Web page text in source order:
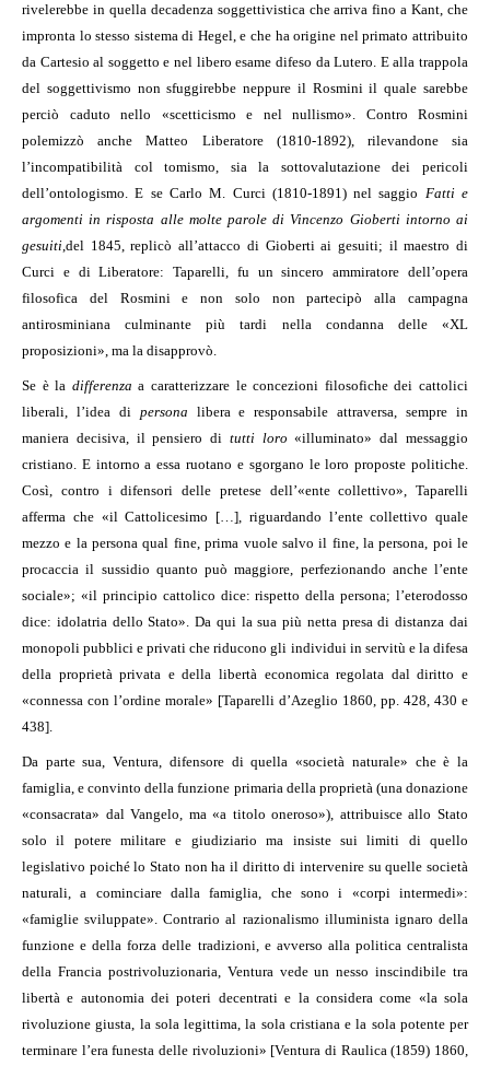
rivelerebbe in quella decadenza soggettivistica che arriva fino a Kant, che
impronta lo stesso sistema di Hegel, e che ha origine nel primato attribuito
da Cartesio al soggetto e nel libero esame difeso da Lutero. E alla trappola
del soggettivismo non sfuggirebbe neppure il Rosmini il quale sarebbe
perciò caduto nello «scetticismo e nel nullismo». Contro Rosmini
polemizzò anche Matteo Liberatore (1810-1892), rilevandone sia
l’incompatibilità col tomismo, sia la sottovalutazione dei pericoli
dell’ontologismo. E se Carlo M. Curci (1810-1891) nel saggio Fatti e
argomenti in risposta alle molte parole di Vincenzo Gioberti intorno ai
gesuiti,del 1845, replicò all’attacco di Gioberti ai gesuiti; il maestro di
Curci e di Liberatore: Taparelli, fu un sincero ammiratore dell’opera
filosofica del Rosmini e non solo non partecipò alla campagna
antirosminiana culminante più tardi nella condanna delle «XL
proposizioni», ma la disapprovò.
Se è la differenza a caratterizzare le concezioni filosofiche dei cattolici
liberali, l’idea di persona libera e responsabile attraversa, sempre in
maniera decisiva, il pensiero di tutti loro «illuminato» dal messaggio
cristiano. E intorno a essa ruotano e sgorgano le loro proposte politiche.
Così, contro i difensori delle pretese dell’«ente collettivo», Taparelli
afferma che «il Cattolicesimo […], riguardando l’ente collettivo quale
mezzo e la persona qual fine, prima vuole salvo il fine, la persona, poi le
procaccia il sussidio quanto può maggiore, perfezionando anche l’ente
sociale»; «il principio cattolico dice: rispetto della persona; l’eterodosso
dice: idolatria dello Stato». Da qui la sua più netta presa di distanza dai
monopoli pubblici e privati che riducono gli individui in servitù e la difesa
della proprietà privata e della libertà economica regolata dal diritto e
«connessa con l’ordine morale» [Taparelli d’Azeglio 1860, pp. 428, 430 e
438].
Da parte sua, Ventura, difensore di quella «società naturale» che è la
famiglia, e convinto della funzione primaria della proprietà (una donazione
«consacrata» dal Vangelo, ma «a titolo oneroso»), attribuisce allo Stato
solo il potere militare e giudiziario ma insiste sui limiti di quello
legislativo poiché lo Stato non ha il diritto di intervenire su quelle società
naturali, a cominciare dalla famiglia, che sono i «corpi intermedi»:
«famiglie sviluppate». Contrario al razionalismo illuminista ignaro della
funzione e della forza delle tradizioni, e avverso alla politica centralista
della Francia postrivoluzionaria, Ventura vede un nesso inscindibile tra
libertà e autonomia dei poteri decentrati e la considera come «la sola
rivoluzione giusta, la sola legittima, la sola cristiana e la sola potente per
terminare l’era funesta delle rivoluzioni» [Ventura di Raulica (1859) 1860,